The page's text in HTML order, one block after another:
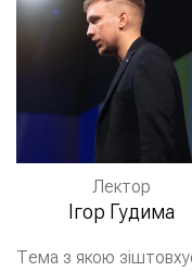
Лектор
Ігор Гудима
Тема з якою